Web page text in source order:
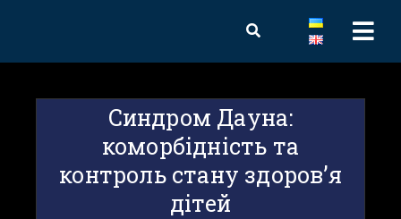
Синдром Дауна:
коморбідність та
контроль стану здоров’я
дітей